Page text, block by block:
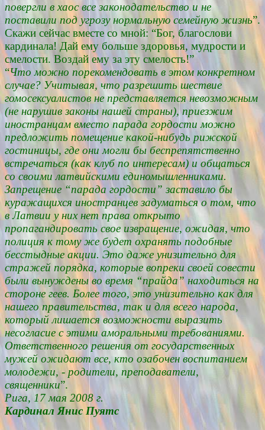
повергли в хаос все законодательство и не
поставили под угрозу нормальную семейную жизнь”.
Скажи сейчас вместе со мной: “Бог, благослови
кардинала! Дай ему больше здоровья, мудрости и
смелости. Воздай ему за эту смелость!”
“Что можно порекомендовать в этом конкретном
случае? Учитывая, что разрешить шествие
гомосексуалистов не представляется невозможным
(не нарушив законы нашей страны), приезжим
иностранцам вместо парада гордости можно
предложить помещение какой-нибудь рижской
гостиницы, где они могли бы беспрепятственно
встречаться (как клуб по интересам) и общаться
со своими латвийскими единомышленниками.
Запрещение “парада гордости” заставило бы
куражащихся иностранцев задуматься о том, что
в Латвии у них нет права открыто
пропагандировать свое извращение, ожидая, что
полиция к тому же будет охранять подобные
бесстыдные акции. Это даже унизительно для
стражей порядка, которые вопреки своей совести
были вынуждены во время “прайда” находиться на
стороне геев. Более того, это унизительно как для
нашего правительства, так и для всего народа,
который лишается возможности выразить
несогласие с этими аморальными требованиями.
Ответственного решения от государственных
мужей ожидают все, кто озабочен воспитанием
молодежи, - родители, преподаватели,
священники”.
Рига, 17 мая 2008 г.
Кардинал Янис Пуятс